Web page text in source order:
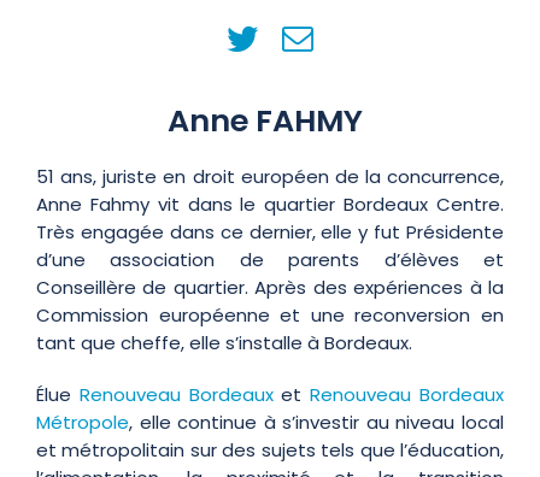
Anne FAHMY
51 ans, juriste en droit européen de la concurrence,
Anne Fahmy vit dans le quartier Bordeaux Centre.
Très engagée dans ce dernier, elle y fut Présidente
d’une association de parents d’élèves et
Conseillère de quartier. Après des expériences à la
Commission européenne et une reconversion en
tant que cheffe, elle s’installe à Bordeaux.
Élue Renouveau BordeauxetRenouveau Bordeaux
Métropole, elle continue à s’investir au niveau local
et métropolitain sur des sujets tels que l’éducation,